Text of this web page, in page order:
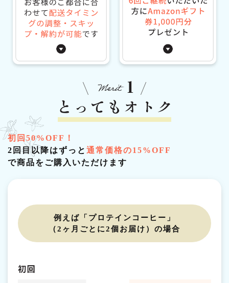
初回50%OFF！
2回目以降はずっと 通常価格の15%OFF
で商品をご購入いただけます
例えば「プロテインコーヒー」
（2ヶ月ごとに2個お届け）の場合